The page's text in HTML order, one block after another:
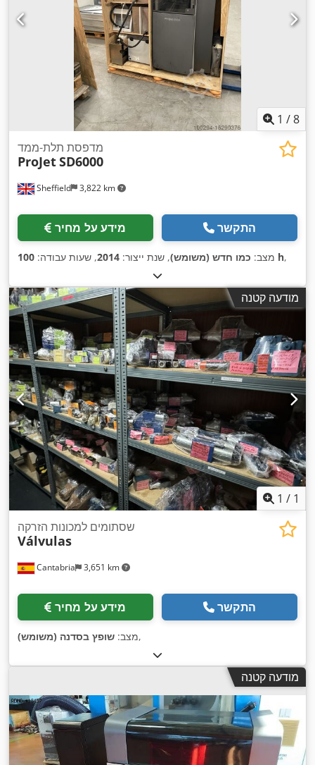
1 /8
Sheffield 3,822 km
מדפסת תלת-ממד
ProJetSD6000
מידע על מחיר התקשר
מצב: כמו חדש (משומש), שנת ייצור: 2014, שעות עבודה: 100 h,
מודעה קטנה
1 / 1
Cantabria 3,651 km
שסתומים למכונות הזרקה
Válvulas
מידע על מחיר התקשר
מצב: שופץ בסדנה (משומש) ,
מודעה קטנה